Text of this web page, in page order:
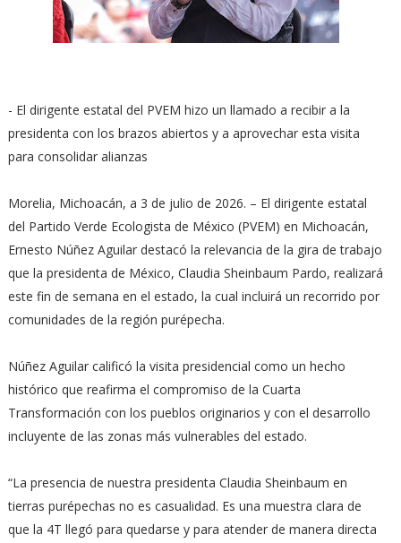
- El dirigente estatal del PVEM hizo un llamado a recibir a la
presidenta con los brazos abiertos y a aprovechar esta visita
para consolidar alianzas
Morelia, Michoacán, a 3 de julio de 2026. – El dirigente estatal
del Partido Verde Ecologista de México (PVEM) en Michoacán,
Ernesto Núñez Aguilar destacó la relevancia de la gira de trabajo
que la presidenta de México, Claudia Sheinbaum Pardo, realizará
este fin de semana en el estado, la cual incluirá un recorrido por
comunidades de la región purépecha.
Núñez Aguilar calificó la visita presidencial como un hecho
histórico que reafirma el compromiso de la Cuarta
Transformación con los pueblos originarios y con el desarrollo
incluyente de las zonas más vulnerables del estado.
“La presencia de nuestra presidenta Claudia Sheinbaum en
tierras purépechas no es casualidad. Es una muestra clara de
que la 4T llegó para quedarse y para atender de manera directa